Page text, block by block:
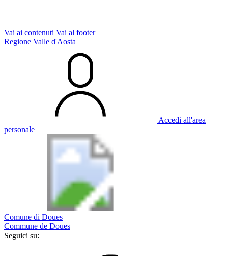
Vai ai contenuti Vai al footer
Regione Valle d'Aosta
Accedi all'area
personale
Comune di Doues
Commune de Doues
Seguici su: